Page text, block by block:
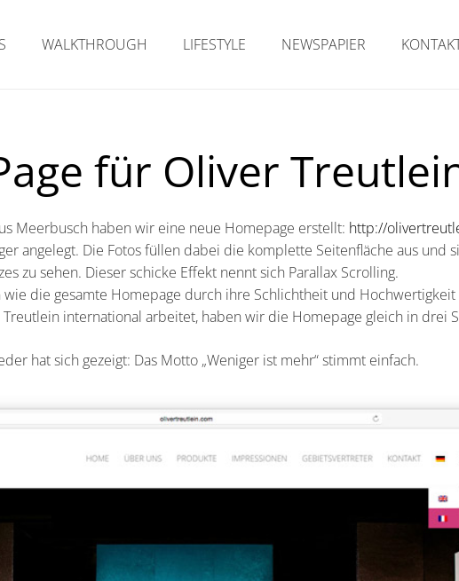
WALKTHROUGH LIFESTYLE NEWSPAPIER
für Oliver
Meerbusch haben wir eine neue Homepage erstellt: http://
angelegt. Die Fotos füllen dabei die komplette Seitenfläche aus und
zu sehen. Dieser schicke Effekt nennt sich Parallax Scrolling.
wie die gesamte Homepage durch ihre Schlichtheit und
international arbeitet, haben wir die Homepage gleich in drei
hat sich gezeigt: Das Motto „Weniger ist mehr“ stimmt einfach.